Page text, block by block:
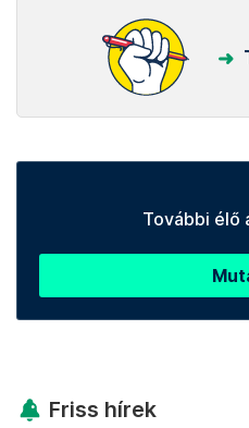
További élő
Friss hírek